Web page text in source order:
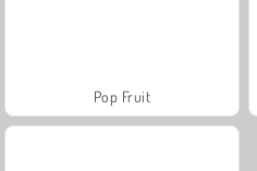
Pop Fruit